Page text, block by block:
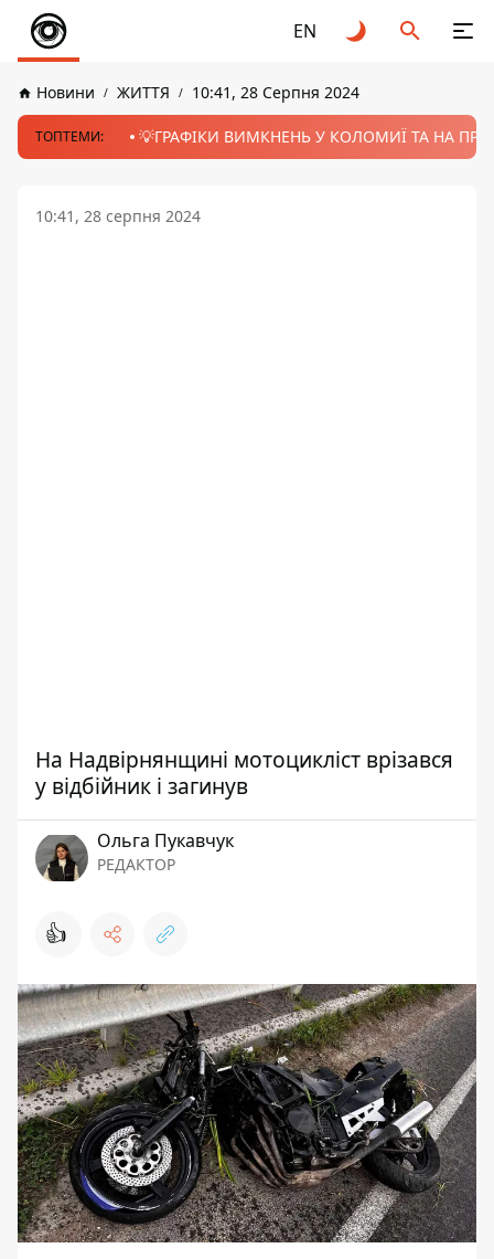
EN
Новини ЖИТТЯ 10:41, 28 Серпня 2024
ТОПТЕМИ: 💡ГРАФІКИ ВИМКНЕНЬ У КОЛОМИЇ ТА НА
10:41, 28 серпня 2024
На Надвірнянщині мотоцикліст врізався
у відбійник і загинув
Ольга Пукавчук
РЕДАКТОР
👍